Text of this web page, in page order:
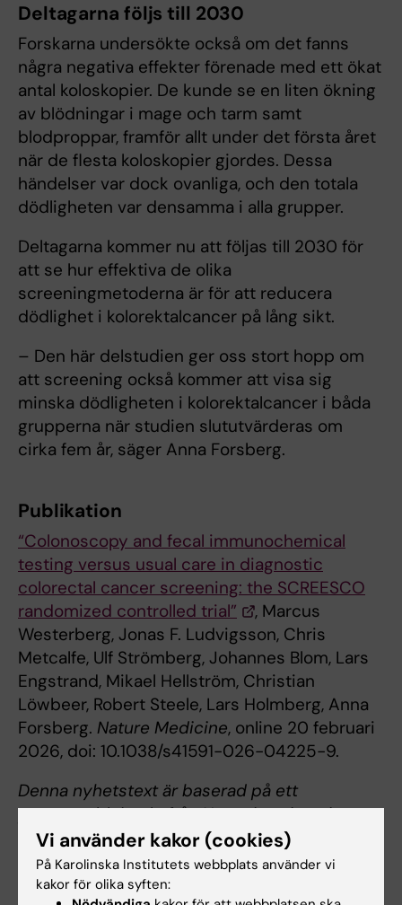
Deltagarna följs till 2030
Forskarna undersökte också om det fanns
några negativa effekter förenade med ett ökat
antal koloskopier. De kunde se en liten ökning
av blödningar i mage och tarm samt
blodproppar, framför allt under det första året
när de flesta koloskopier gjordes. Dessa
händelser var dock ovanliga, och den totala
dödligheten var densamma i alla grupper.
Deltagarna kommer nu att följas till 2030 för
att se hur effektiva de olika
screeningmetoderna är för att reducera
dödlighet i kolorektalcancer på lång sikt.
– Den här delstudien ger oss stort hopp om
att screening också kommer att visa sig
minska dödligheten i kolorektalcancer i båda
grupperna när studien slututvärderas om
cirka fem år, säger Anna Forsberg.
Publikation
“Colonoscopy and fecal immunochemical
testing versus usual care in diagnostic
colorectal cancer screening: the SCREESCO
randomized controlled trial”
, Marcus
Westerberg, Jonas F. Ludvigsson, Chris
Metcalfe, Ulf Strömberg, Johannes Blom, Lars
Engstrand, Mikael Hellström, Christian
Löwbeer, Robert Steele, Lars Holmberg, Anna
Forsberg. Nature Medicine, online 20 februari
2026, doi: 10.1038/s41591-026-04225-9.
Denna nyhetstext är baserad på ett
pressmeddelande från Uppsala universitet.
Vi använder kakor (cookies)
På Karolinska Institutets webbplats använder vi
kakor för olika syften: